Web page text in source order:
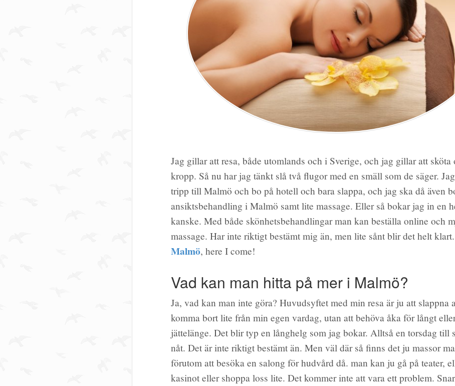
Jag gillar att resa, både utomlands och i Sverige, och jag gillar att sköta
kropp. Så nu har jag tänkt slå två flugor med en smäll som de säger.
tripp till Malmö och bo på hotell och bara slappa, och jag ska då även
ansiktsbehandling i Malmö samt lite massage. Eller så bokar jag in en
kanske. Med både skönhetsbehandlingar man kan beställa online och
massage. Har inte riktigt bestämt mig än, men lite sånt blir det helt
Malmö, here I come!
Vad kan man hitta på mer i Malmö?
Ja, vad kan man inte göra? Huvudsyftet med min resa är ju att slappna
komma bort lite från min egen vardag, utan att behöva åka för långt
jättelänge. Det blir typ en långhelg som jag bokar. Alltså en torsdag till
nåt. Det är inte riktigt bestämt än. Men väl där så finns det ju massor
förutom att besöka en salong för hudvård då. man kan ju gå på teater,
kasinot eller shoppa loss lite. Det kommer inte att vara ett problem.